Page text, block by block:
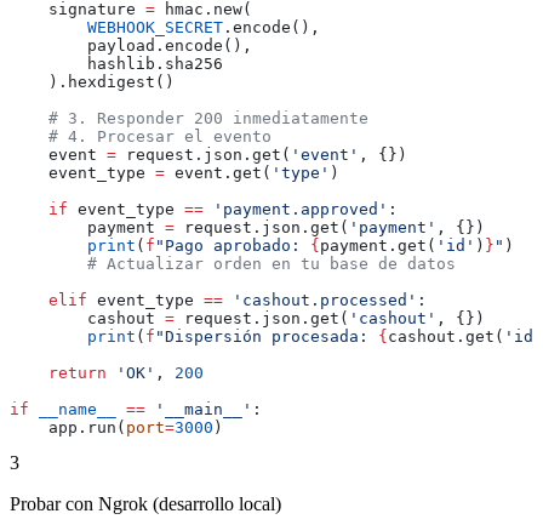
    signature
= hmac.new(
        WEBHOOK_SECRET
.encode(),
        payload.encode(),
        hashlib.sha256
    ).hexdigest()
    # 3. Responder 200 inmediatamente
    # 4. Procesar el evento
    event
= request.json.get( 'event' , {})
    event_type
= event.get( 'type' )
    if
event_type == 'payment.approved' :
        payment
= request.json.get( 'payment' , {})
        print
( f "Pago aprobado: {payment.get( 'id' ) } " )
        # Actualizar orden en tu base de datos
    elif
event_type == 'cashout.processed' :
        cashout
= request.json.get( 'cashout' , {})
        print
( f "Dispersión procesada: {cashout.get( 'id'
    return
'OK' , 200
if __name__ == '__main__' :
    app.run(
port=3000 )
3
Probar con Ngrok (desarrollo local)